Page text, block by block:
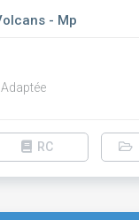
- Mp
RC